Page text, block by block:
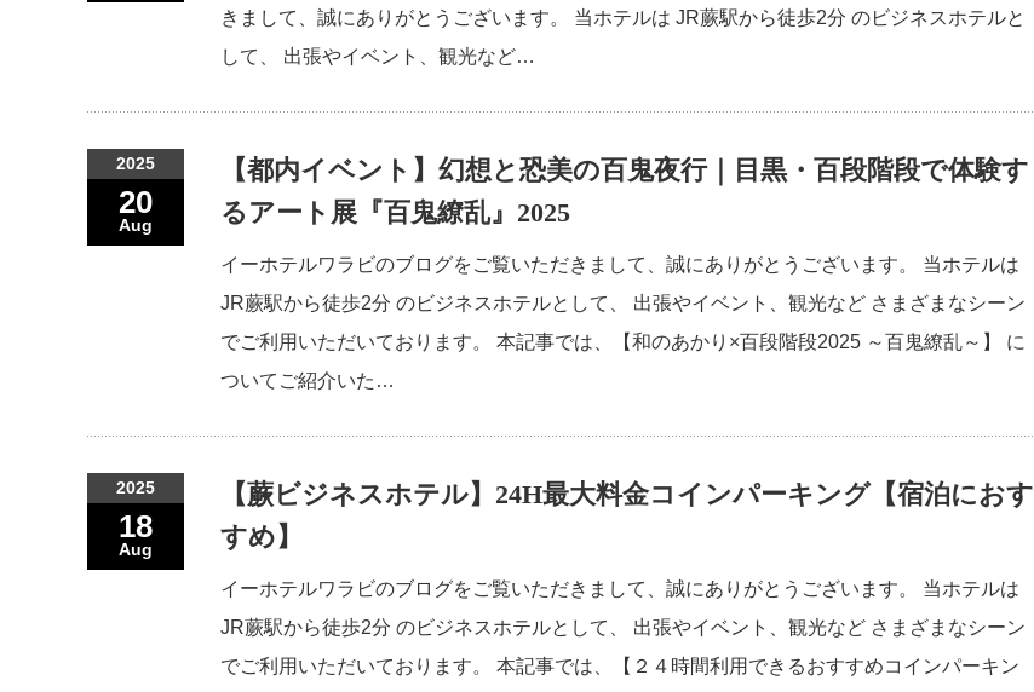
きまして、誠にありがとうございます。 当ホテルは JR蕨駅から徒歩2分 のビジネスホテルと
して、 出張やイベント、観光など…
2025
20
Aug
【都内イベント】幻想と恐美の百鬼夜行｜目黒・百段階段で体験す
るアート展『百鬼繚乱』2025
イーホテルワラビのブログをご覧いただきまして、誠にありがとうございます。 当ホテルは
JR蕨駅から徒歩2分 のビジネスホテルとして、 出張やイベント、観光など さまざまなシーン
でご利用いただいております。 本記事では、【和のあかり×百段階段2025 ～百鬼繚乱～】 に
ついてご紹介いた…
2025
18
Aug
【蕨ビジネスホテル】24H最大料金コインパーキング【宿泊におす
すめ】
イーホテルワラビのブログをご覧いただきまして、誠にありがとうございます。 当ホテルは
JR蕨駅から徒歩2分 のビジネスホテルとして、 出張やイベント、観光など さまざまなシーン
でご利用いただいております。 本記事では、【２４時間利用できるおすすめコインパーキン